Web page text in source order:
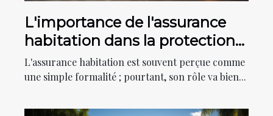
L'importance de l'assurance
habitation dans la protection
de votre patrimoine
L'assurance habitation est souvent perçue comme
une simple formalité ; pourtant, son rôle va bien...